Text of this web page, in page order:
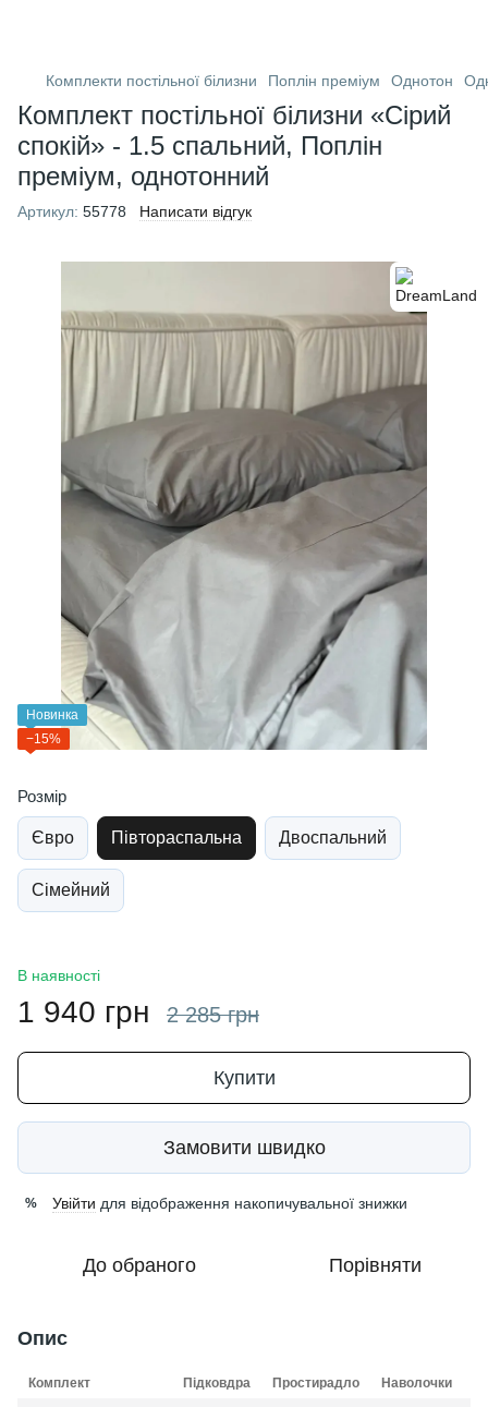
Комплекти постільної білизни Поплін преміум Однотон
Комплект постільної білизни «Сірий
спокій» - 1.5 спальний, Поплін
преміум, однотонний
Артикул: 55778 Написати відгук
Новинка
−15%
Розмір
Євро Півтораспальна Двоспальний
Сімейний
В наявності
1 940 грн 2 285 грн
Купити
Замовити швидко
% Увійти для відображення накопичувальної знижки
До обраного Порівняти
Опис
Комплект Підковдра Простирадло Наволочки